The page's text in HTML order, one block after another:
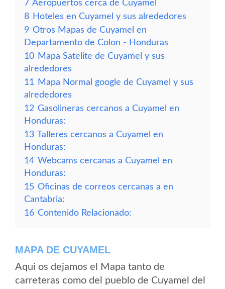
7 Aeropuertos cerca de Cuyamel
8 Hoteles en Cuyamel y sus alrededores
9 Otros Mapas de Cuyamel en
Departamento de Colon - Honduras
10 Mapa Satelite de Cuyamel y sus
alrededores
11
Mapa Normal google de Cuyamel y sus
alrededores
12 Gasolineras cercanos a Cuyamel en
Honduras:
13 Talleres cercanos a Cuyamel en
Honduras:
14 Webcams cercanas a Cuyamel en
Honduras:
15 Oficinas de correos cercanas a en
Cantabria:
16 Contenido Relacionado:
MAPA DE CUYAMEL
Aqui os dejamos el Mapa tanto de
carreteras como del pueblo de Cuyamel del